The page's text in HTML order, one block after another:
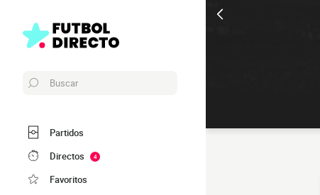
Buscar
Partidos
Directos
4
Favoritos